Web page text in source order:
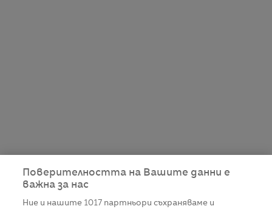
Поверителността на Вашите данни е
важна за нас
Ние и нашите 1017 партньори съхраняваме и